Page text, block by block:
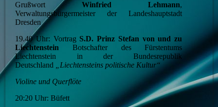
GrußwortWinfried Lehmann,
Verwaltungsbürgermeister der Landeshauptstadt
Dresden
19.40 Uhr: Vortrag S.D. Prinz Stefan von und zu
Liechtenstein Botschafter des Fürstentums
Liechtenstein in der Bundesrepublik
Deutschland
Liechtensteins politische Kultur“
Violine und Querflöte
20:20 Uhr: Büfett